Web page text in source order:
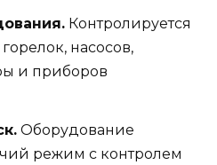
Контролируется
насосов,
и приборов
Оборудование
режим с контролем